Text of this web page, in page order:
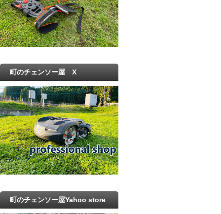
町のチェンソー屋 X
町のチェンソー屋Yahoo store